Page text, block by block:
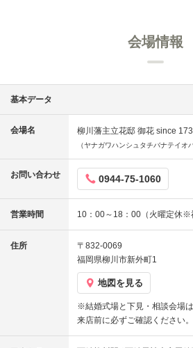
会場情報
基本データ
会場名 柳川藩主立花邸 御花 since
（ヤナガワハンシュタチバナテイオ
お問い合わせ 0944-75-1060
営業時間 10：00～18：00（火曜定休※
住所
〒832-0069
福岡県柳川市新外町1
地図を見る
※結婚式場と下見・相談会場
来店前に必ずご確認ください。